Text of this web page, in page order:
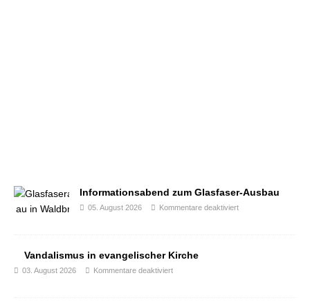
Informationsabend zum Glasfaser-Ausbau
05. August 2026 Kommentare deaktiviert
Vandalismus in evangelischer Kirche
03. August 2026 Kommentare deaktiviert